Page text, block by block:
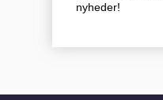
nyheder!